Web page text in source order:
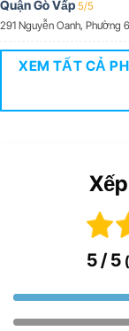
Quận Gò Vấp 5/5
291 Nguyễn Oanh, Phường
XEM TẤT CẢ
5/ 5